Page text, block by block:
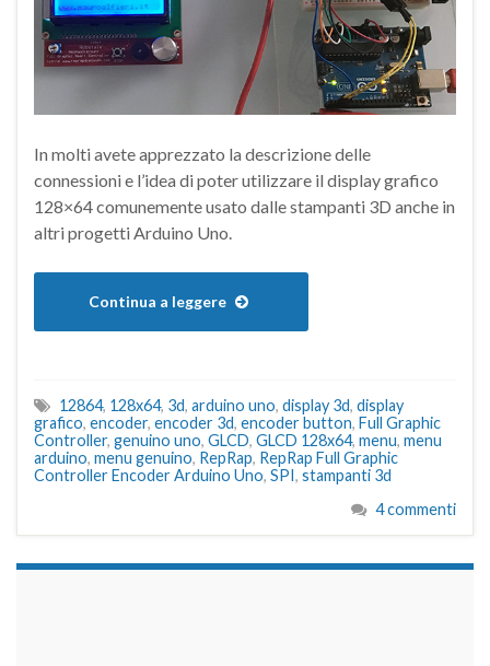
In molti avete apprezzato la descrizione delle
connessioni e l’idea di poter utilizzare il display grafico
128×64 comunemente usato dalle stampanti 3D anche in
altri progetti Arduino Uno.
Continua a leggere
12864, 128x64, 3d, arduino uno, display 3d, display
grafico, encoder, encoder 3d, encoder button, Full Graphic
Controller, genuino uno, GLCD, GLCD 128x64, menu, menu
arduino, menu genuino, RepRap, RepRap Full Graphic
Controller Encoder Arduino Uno, SPI, stampanti 3d
4 commenti